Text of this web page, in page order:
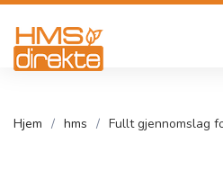
Hjem hms Fullt gjennomslag